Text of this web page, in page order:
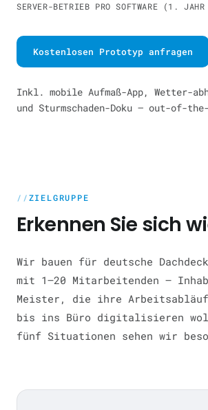
SERVER-BETRIEB PRO SOFTWARE (1.
Kostenlosen Prototyp anfragen
Inkl. mobile Aufmaß-App, Wetter-
und Sturmschaden-Doku — out-of-
ZIELGRUPPE
Erkennen Sie sich
Wir bauen für deutsche
mit 1–20 Mitarbeitenden —
Meister, die ihre
bis ins Büro digitalisieren
fünf Situationen sehen wir